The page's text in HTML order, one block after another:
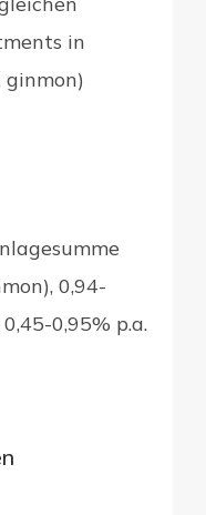
in
ginmon)
0,94-
0,95% p.a.